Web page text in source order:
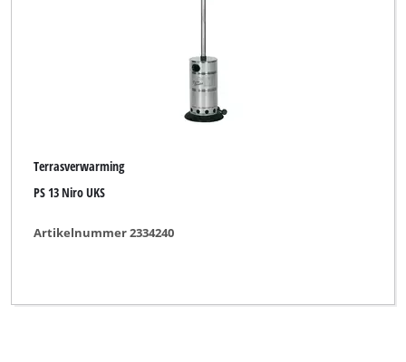
Terrasverwarming
PS 13 Niro UKS
Artikelnummer 2334240